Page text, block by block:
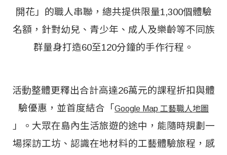
開花」的職人串聯，總共提供限量1,300個體驗
名額，針對幼兒、青少年、成人及樂齡等不同族
群量身打造60至120分鐘的手作行程。
活動整體更釋出合計高達26萬元的課程折扣與體
驗優惠，並首度結合「Google Map 工藝職人地圖
」。大眾在島內生活旅遊的途中，能隨時規劃一
場探訪工坊、認識在地材料的工藝體驗旅程，感